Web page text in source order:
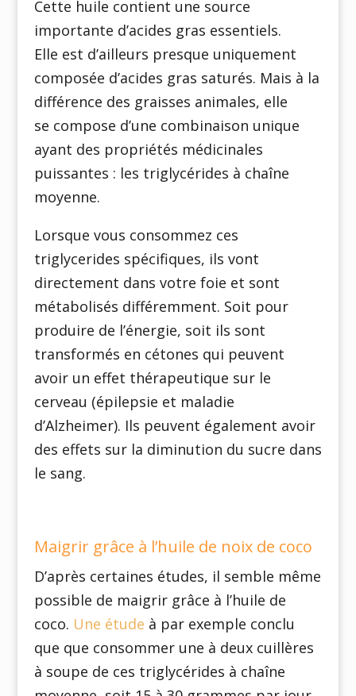
Cette huile contient une source
importante d’acides gras essentiels.
Elle est d’ailleurs presque uniquement
composée d’acides gras saturés. Mais à la
différence des graisses animales, elle
se compose d’une combinaison unique
ayant des propriétés médicinales
puissantes : les triglycérides à chaîne
moyenne.
Lorsque vous consommez ces
triglycerides spécifiques, ils vont
directement dans votre foie et sont
métabolisés différemment. Soit pour
produire de l’énergie, soit ils sont
transformés en cétones qui peuvent
avoir un effet thérapeutique sur le
cerveau (épilepsie et maladie
d’Alzheimer). Ils peuvent également avoir
des effets sur la diminution du sucre dans
le sang.
Maigrir grâce à l’huile de noix de coco
D’après certaines études, il semble même
possible de maigrir grâce à l’huile de
coco. Une étude à par exemple conclu
que que consommer une à deux cuillères
à soupe de ces triglycérides à chaîne